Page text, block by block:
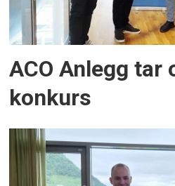
ACO Anlegg tar
konkurs